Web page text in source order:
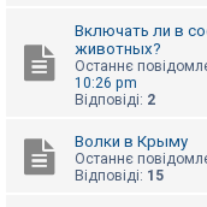
Включать ли в
животных?
Останнє
10:26 pm
Відповіді: 2
Волки в Крыму
Останнє
Відповіді: 15